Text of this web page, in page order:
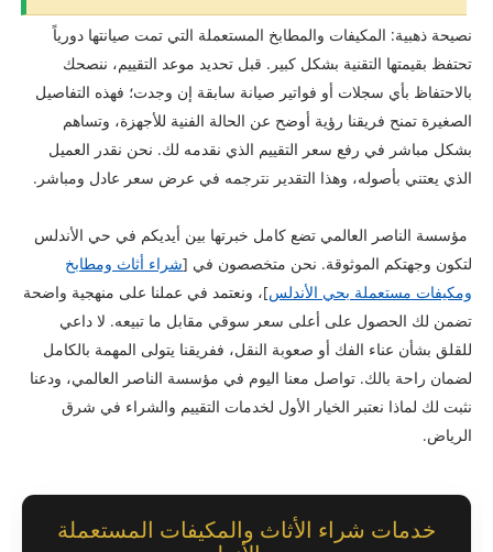
نصيحة ذهبية: المكيفات والمطابخ المستعملة التي تمت صيانتها دورياً
تحتفظ بقيمتها التقنية بشكل كبير. قبل تحديد موعد التقييم، ننصحك
بالاحتفاظ بأي سجلات أو فواتير صيانة سابقة إن وجدت؛ فهذه التفاصيل
الصغيرة تمنح فريقنا رؤية أوضح عن الحالة الفنية للأجهزة، وتساهم
بشكل مباشر في رفع سعر التقييم الذي نقدمه لك. نحن نقدر العميل
الذي يعتني بأصوله، وهذا التقدير نترجمه في عرض سعر عادل ومباشر.
مؤسسة الناصر العالمي تضع كامل خبرتها بين أيديكم في حي الأندلس
لتكون وجهتكم الموثوقة. نحن متخصصون في [شراء أثاث ومطابخ
ومكيفات مستعملة بحي الأندلس]، ونعتمد في عملنا على منهجية واضحة
تضمن لك الحصول على أعلى سعر سوقي مقابل ما تبيعه. لا داعي
للقلق بشأن عناء الفك أو صعوبة النقل، ففريقنا يتولى المهمة بالكامل
لضمان راحة بالك. تواصل معنا اليوم في مؤسسة الناصر العالمي، ودعنا
نثبت لك لماذا نعتبر الخيار الأول لخدمات التقييم والشراء في شرق
الرياض.
خدمات شراء الأثاث والمكيفات المستعملة